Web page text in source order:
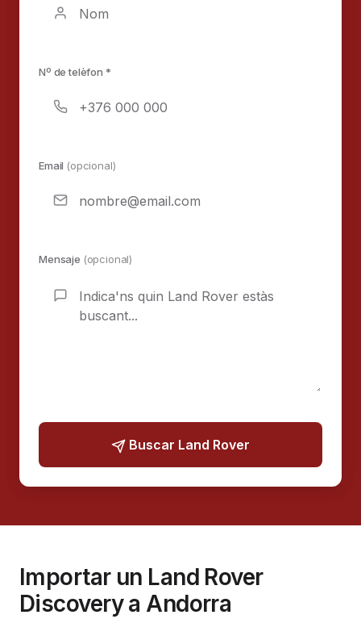
Nº de telèfon *
Email (opcional)
Mensaje (opcional)
Buscar Land Rover
Importar un Land Rover
Discovery a Andorra